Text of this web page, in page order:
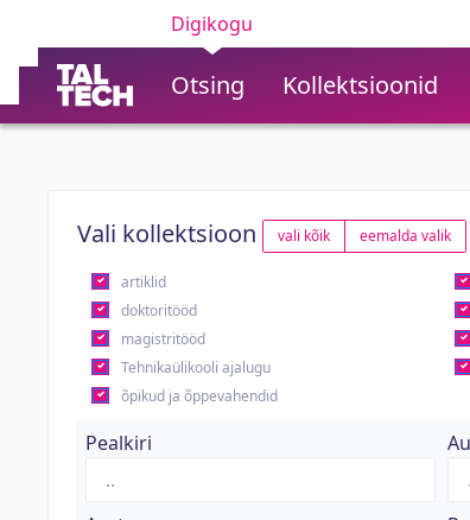
Digikogu
Otsing Kollektsioonid
Vali kollektsioon vali kõik eemalda valik
artiklid
doktoritööd
magistritööd
Tehnikaülikooli ajalugu
õpikud ja õppevahendid
Pealkiri